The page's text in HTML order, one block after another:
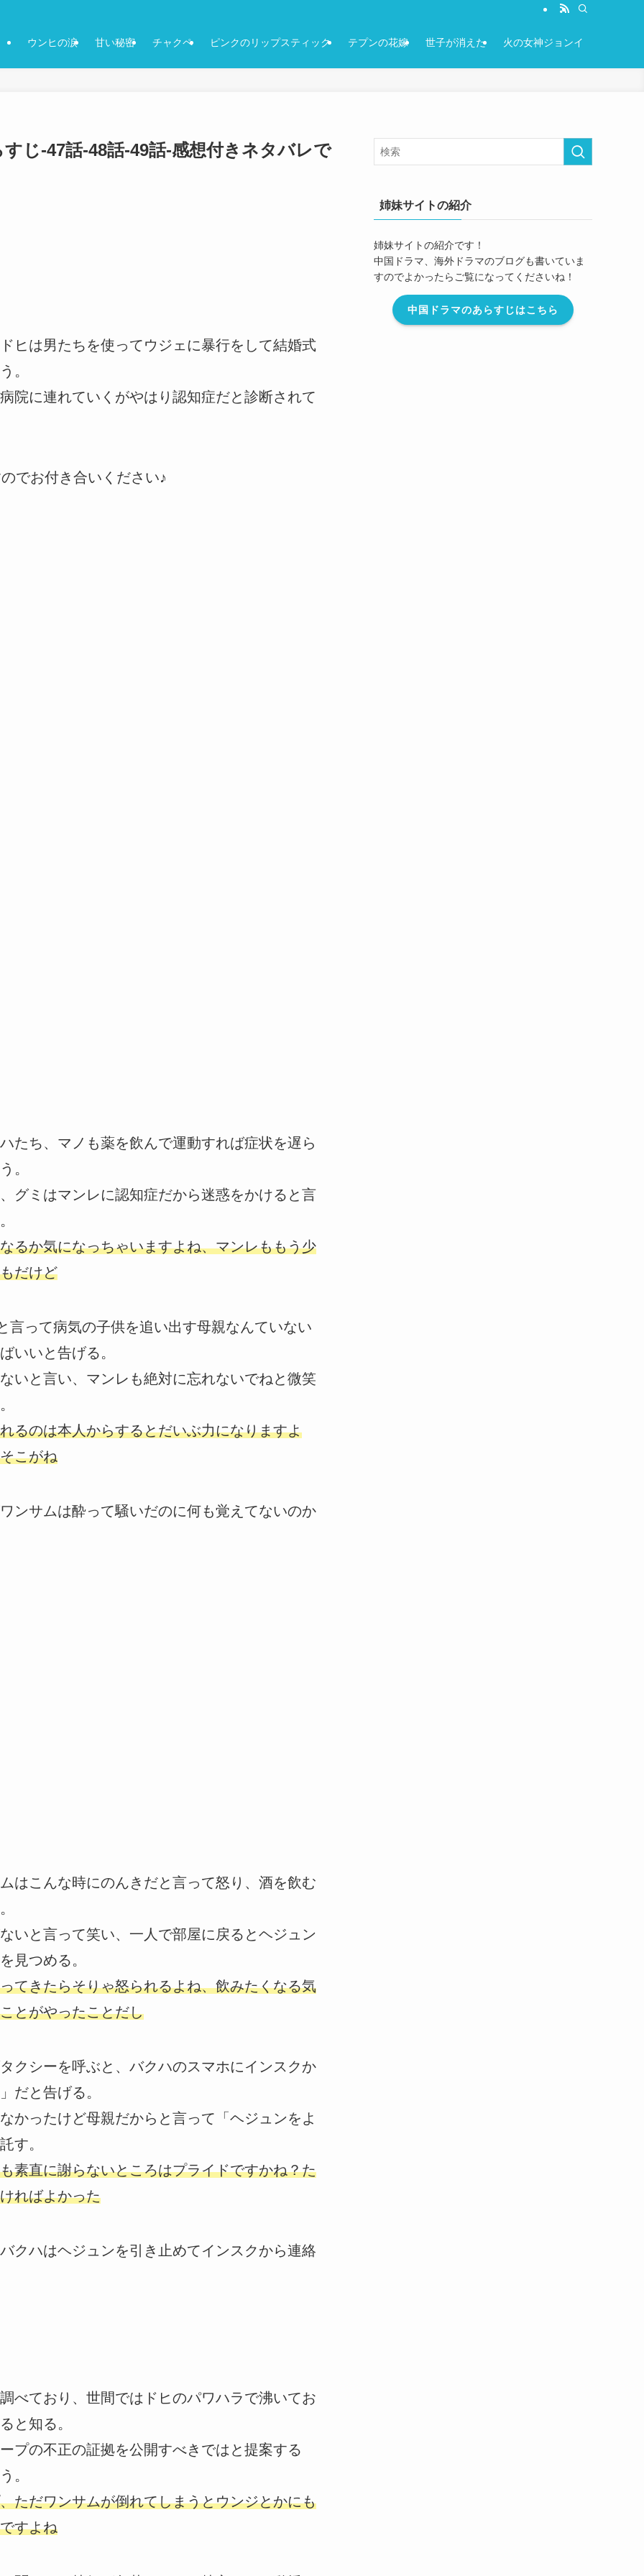
ウンヒの涙 甘い秘密 チャクペ ピンクのリップスティック テプンの花嫁 世子が消えた 火の女神ジョンイ
じ-47話-48話-49話-感想付きネタバレで
ヒは男たちを使ってウジェに暴行をして結婚式
。
院に連れていくがやはり認知症だと診断されて
でお付き合いください♪
たち、マノも薬を飲んで運動すれば症状を遅ら
。
グミはマンレに認知症だから迷惑をかけると言
るか気になっちゃいますよね、マンレももう少
だけど
言って病気の子供を追い出す母親なんていない
いいと告げる。
いと言い、マンレも絶対に忘れないでねと微笑
るのは本人からするとだいぶ力になりますよ
こがね
ンサムは酔って騒いだのに何も覚えてないのか
はこんな時にのんきだと言って怒り、酒を飲む
いと言って笑い、一人で部屋に戻るとヘジュン
見つめる。
てきたらそりゃ怒られるよね、飲みたくなる気
とがやったことだし
クシーを呼ぶと、バクハのスマホにインスクか
だと告げる。
かったけど母親だからと言って「ヘジュンをよ
す。
素直に謝らないところはプライドですかね？た
ればよかった
クハはヘジュンを引き止めてインスクから連絡
べており、世間ではドヒのパワハラで沸いてお
と知る。
プの不正の証拠を公開すべきではと提案する
。
ただワンサムが倒れてしまうとウンジとかにも
すよね
姉妹サイトの紹介
姉妹サイトの紹介です！
中国ドラマ、海外ドラマのブログも書いていま
すのでよかったらご覧になってくださいね！
中国ドラマのあらすじはこちら